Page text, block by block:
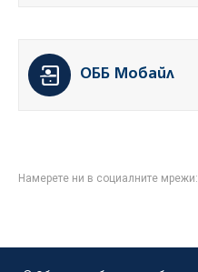
ОББ Мобайл
Намерете ни в социалните мрежи: